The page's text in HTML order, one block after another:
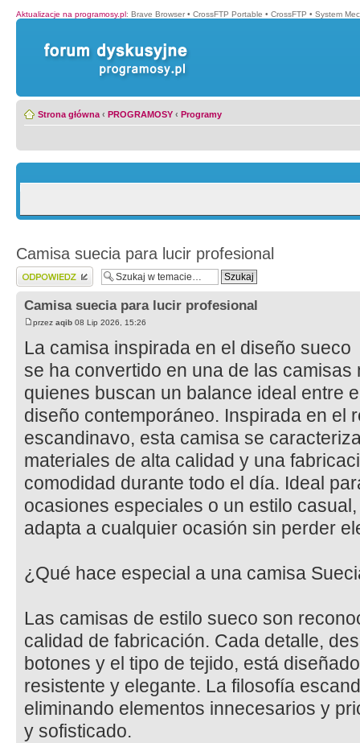
Aktualizacje na programosy.pl: Brave Browser • CrossFTP Portable • CrossFTP • System
Strona główna ‹ PROGRAMOSY ‹ Programy
Camisa suecia para lucir profesional
Wyślij odpowiedź
Camisa suecia para lucir profesional
przez aqib 08 Lip 2026, 15:26
La camisa inspirada en el diseño sueco
se ha convertido en una de las
quienes buscan un balance ideal entre
diseño contemporáneo. Inspirada en el
escandinavo, esta camisa se
materiales de alta calidad y una
comodidad durante todo el día. Ideal
ocasiones especiales o un estilo
adapta a cualquier ocasión sin perder
¿Qué hace especial a una camisa
Las camisas de estilo sueco son
calidad de fabricación. Cada detalle,
botones y el tipo de tejido, está
resistente y elegante. La filosofía
eliminando elementos innecesarios y
y sofisticado.